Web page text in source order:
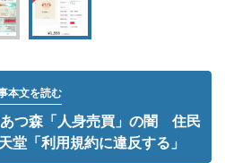
本文を読む
つ森「人身売買」の闇 住民
堂「利用規約に違反する」